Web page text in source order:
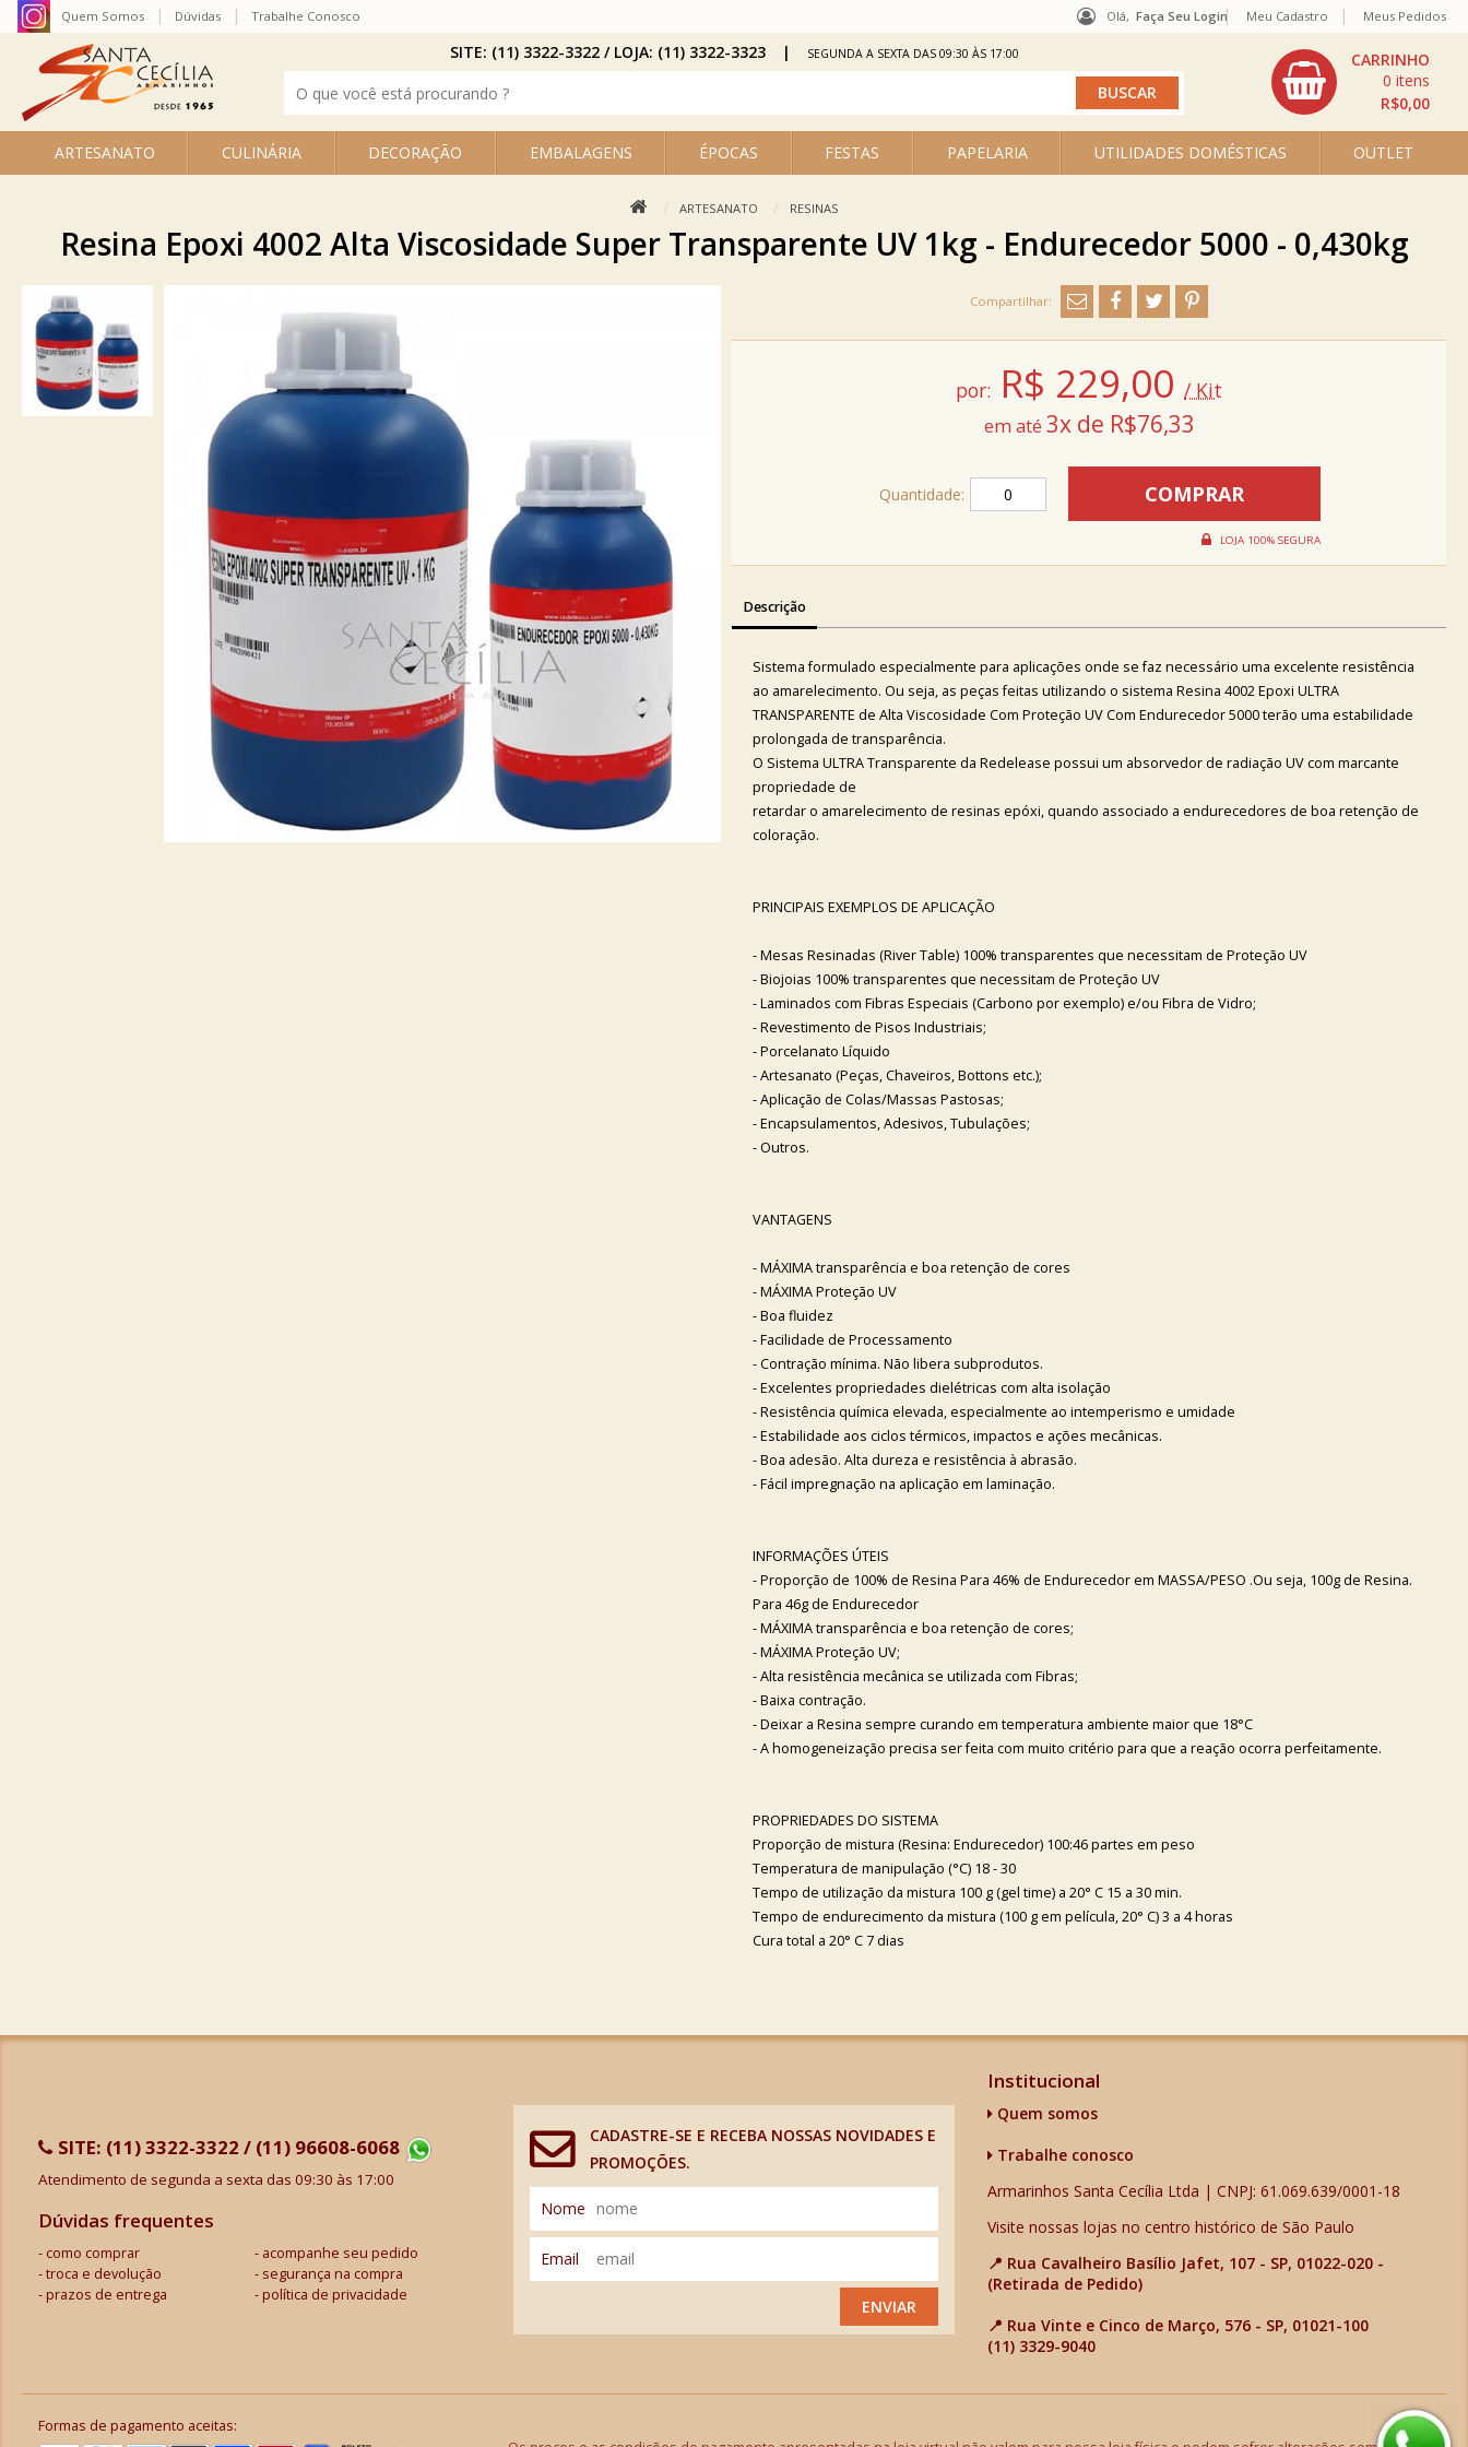
Olá, Faça Seu Login
ARTESANATO CULINÁRIA DECORAÇÃO EMBALAGENS ÉPOCAS FESTAS PAPELARIA UTILIDADES DOMÉSTICAS OUTLET
R$0,00
0
Quem Somos Dúvidas Trabalhe Conosco Meu Cadastro Meus Pedidos
SITE: (11) 3322-3322 / LOJA: (11) 3322-3323 SEGUNDA A SEXTA DAS 09:30 ÀS 17:00
ARTESANATO RESINAS
Resina Epoxi 4002 Alta Viscosidade Super Transparente UV 1kg - Endurecedor 5000 - 0,430kg
por: R$ 229,00 / Kit
3x de R$76,33
Quantidade:
Descrição
Sistema formulado especialmente para aplicações onde se faz necessário uma excelente resistência
ao amarelecimento. Ou seja, as peças feitas utilizando o sistema Resina 4002 Epoxi ULTRA
TRANSPARENTE de Alta Viscosidade Com Proteção UV Com Endurecedor 5000 terão uma estabilidade
prolongada de transparência.
O Sistema ULTRA Transparente da Redelease possui um absorvedor de radiação UV com marcante
propriedade de
retardar o amarelecimento de resinas epóxi, quando associado a endurecedores de boa retenção de
coloração.
PRINCIPAIS EXEMPLOS DE APLICAÇÃO
- Mesas Resinadas (River Table) 100% transparentes que necessitam de Proteção UV
- Biojoias 100% transparentes que necessitam de Proteção UV
- Laminados com Fibras Especiais (Carbono por exemplo) e/ou Fibra de Vidro;
- Revestimento de Pisos Industriais;
- Porcelanato Líquido
- Artesanato (Peças, Chaveiros, Bottons etc.);
- Aplicação de Colas/Massas Pastosas;
- Encapsulamentos, Adesivos, Tubulações;
- Outros.
VANTAGENS
- MÁXIMA transparência e boa retenção de cores
- MÁXIMA Proteção UV
- Boa fluidez
- Facilidade de Processamento
- Contração mínima. Não libera subprodutos.
- Excelentes propriedades dielétricas com alta isolação
- Resistência química elevada, especialmente ao intemperismo e umidade
- Estabilidade aos ciclos térmicos, impactos e ações mecânicas.
- Boa adesão. Alta dureza e resistência à abrasão.
- Fácil impregnação na aplicação em laminação.
INFORMAÇÕES ÚTEIS
- Proporção de 100% de Resina Para 46% de Endurecedor em MASSA/PESO .Ou seja, 100g de Resina.
Para 46g de Endurecedor
- MÁXIMA transparência e boa retenção de cores;
- MÁXIMA Proteção UV;
- Alta resistência mecânica se utilizada com Fibras;
- Baixa contração.
- Deixar a Resina sempre curando em temperatura ambiente maior que 18°C
- A homogeneização precisa ser feita com muito critério para que a reação ocorra perfeitamente.
PROPRIEDADES DO SISTEMA
Proporção de mistura (Resina: Endurecedor) 100:46 partes em peso
Temperatura de manipulação (°C) 18 - 30
Tempo de utilização da mistura 100 g (gel time) a 20° C 15 a 30 min.
Tempo de endurecimento da mistura (100 g em película, 20° C) 3 a 4 horas
Cura total a 20° C 7 dias
SITE: (11) 3322-3322 / (11) 96608-6068
Atendimento de segunda a sexta das 09:30 às 17:00
Dúvidas frequentes
como comprar
acompanhe seu pedido
troca e devolução
segurança na compra
prazos de entrega
política de privacidade
CADASTRE-SE E RECEBA NOSSAS NOVIDADES E
PROMOÇÕES.
Nome
Email
ENVIAR
Institucional
Quem somos
Trabalhe conosco
Armarinhos Santa Cecília Ltda | CNPJ: 61.069.639/0001-18
Visite nossas lojas no centro histórico de São Paulo
📍 Rua Cavalheiro Basílio Jafet, 107 - SP, 01022-020 -
(Retirada de Pedido)
📍 Rua Vinte e Cinco de Março, 576 - SP, 01021-100
(11) 3329-9040
Formas de pagamento aceitas: